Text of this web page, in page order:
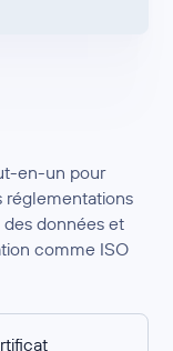
en-un pour
données et
comme ISO